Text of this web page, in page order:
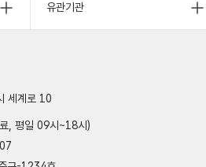
유관기관
세계로 10
, 평일 09시~18시)